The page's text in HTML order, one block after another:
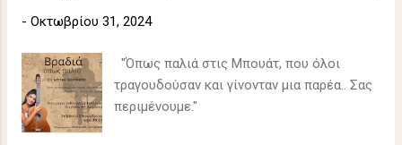
- Οκτωβρίου 31, 2024
"Όπως παλιά στις Μπουάτ, που όλοι
τραγουδούσαν και γίνονταν μια παρέα.. Σας
περιμένουμε."